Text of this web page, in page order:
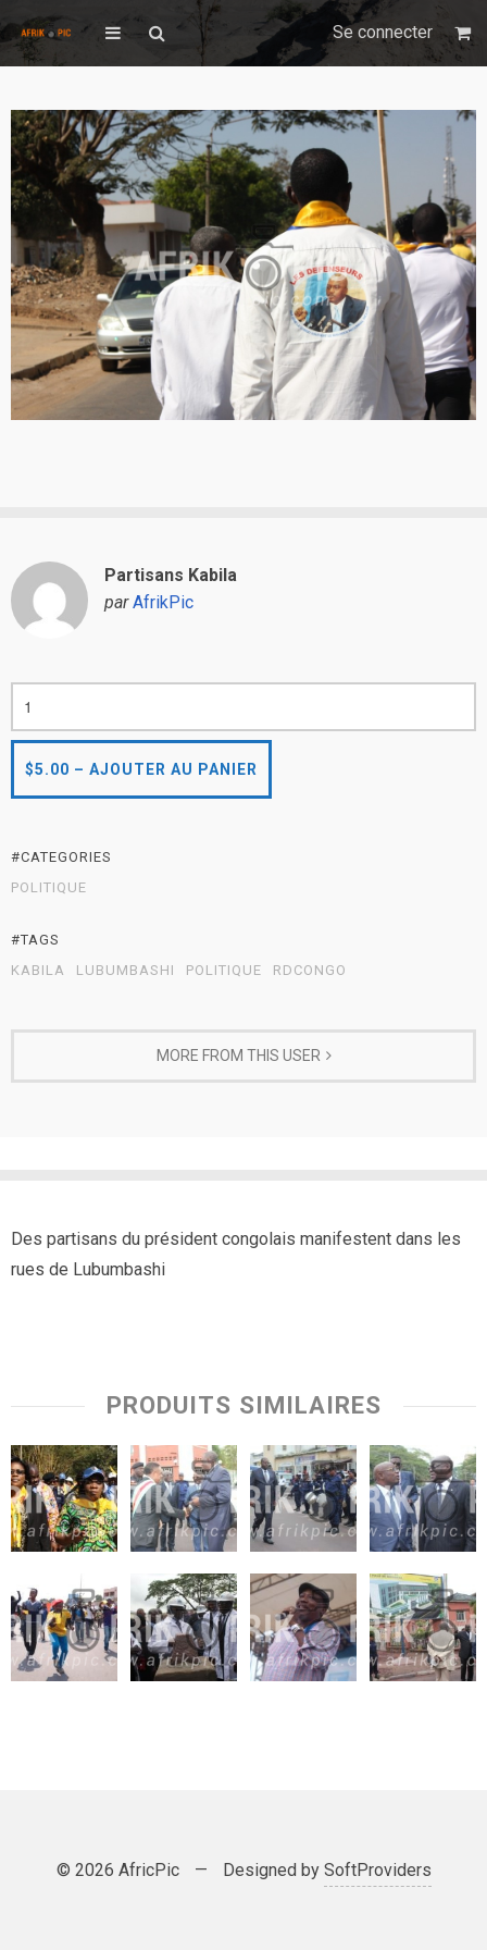
Se connecter
Partisans Kabila
par AfrikPic
#CATEGORIES
POLITIQUE
#TAGS
KABILA
LUBUMBASHI POLITIQUE RDCONGO
MORE FROM THIS USER
Des partisans du président congolais manifestent dans les
rues de Lubumbashi
PRODUITS SIMILAIRES
© 2026 AfricPic — Designed by SoftProviders